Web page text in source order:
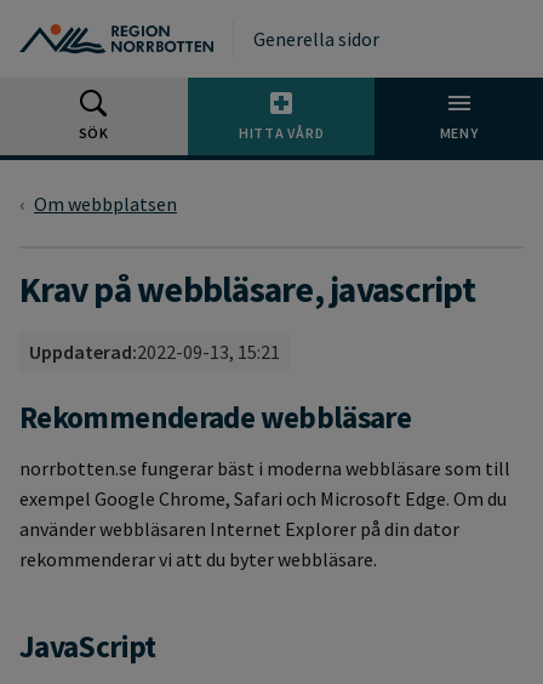
Generella sidor
SÖK HITTA VÅRD MENY
Om webbplatsen
Krav på webbläsare, javascript
Uppdaterad:2022-09-13, 15:21
Rekommenderade webbläsare
norrbotten.se fungerar bäst i moderna webbläsare som till
exempel Google Chrome, Safari och Microsoft Edge. Om du
använder webbläsaren Internet Explorer på din dator
rekommenderar vi att du byter webbläsare.
JavaScript